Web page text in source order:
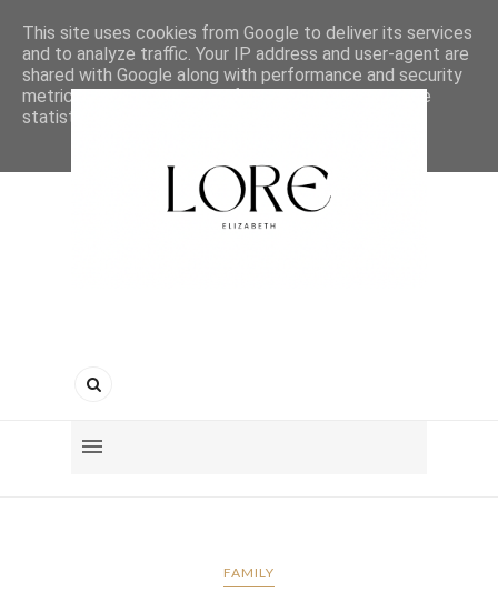
FAMILY
This site uses cookies from Google to deliver its services
and to analyze traffic. Your IP address and user-agent are
shared with Google along with performance and security
metrics to ensure quality of service, generate usage
statistics, and to detect and address abuse.